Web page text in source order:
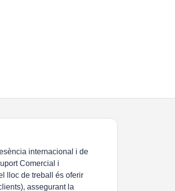
internacional i de
Comercial i
lloc de treball és oferir
assegurant la